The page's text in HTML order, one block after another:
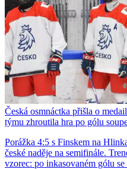
Česká osmnáctka přišla o
týmu zhroutila hra po gólu
Porážka 4:5 s Finskem na
české naděje na semifinále.
vzorec: po inkasovaném gólu